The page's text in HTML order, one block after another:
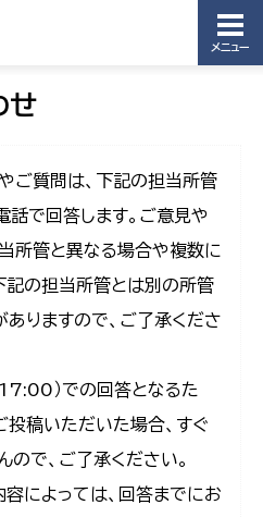
メニュー
せ
ご質問は、下記の担当所管
話で回答します。ご意見や
所管と異なる場合や複数に
記の担当所管とは別の所管
ありますので、ご了承くださ
）での回答となるた
投稿いただいた場合、すぐ
で、ご了承ください。
容によっては、回答までにお